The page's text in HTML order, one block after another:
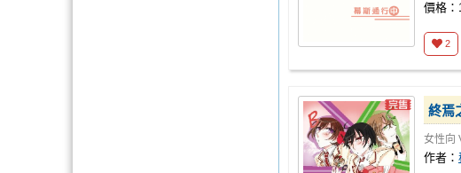
價格：
2
終焉
女性向
作者：